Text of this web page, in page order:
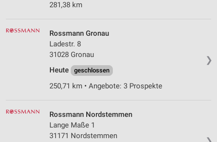
281,38 km
❯
Rossmann Gronau
Ladestr. 8
31028 Gronau
Heute
geschlossen
250,71 km • Angebote: 3 Prospekte
Rossmann Nordstemmen
Lange Maße 1
31171 Nordstemmen